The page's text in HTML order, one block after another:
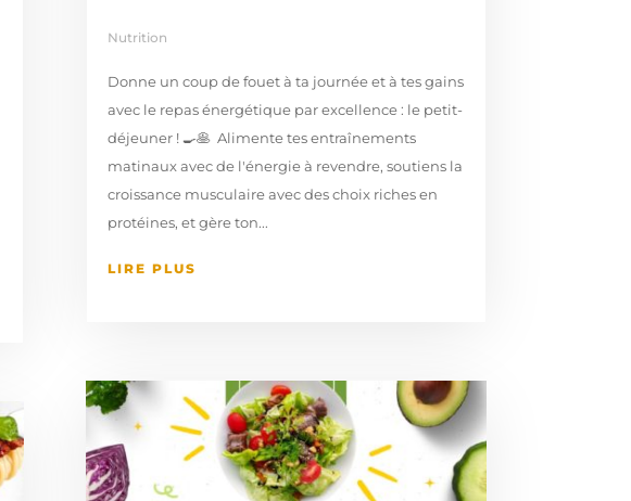
Nutrition
Donne un coup de fouet à ta journée et à tes gains
avec le repas énergétique par excellence : le petit-
déjeuner ! 🍳🥞⁠ ⁣ Alimente tes entraînements
matinaux avec de l'énergie à revendre, soutiens la
croissance musculaire avec des choix riches en
protéines, et gère ton...
LIRE PLUS